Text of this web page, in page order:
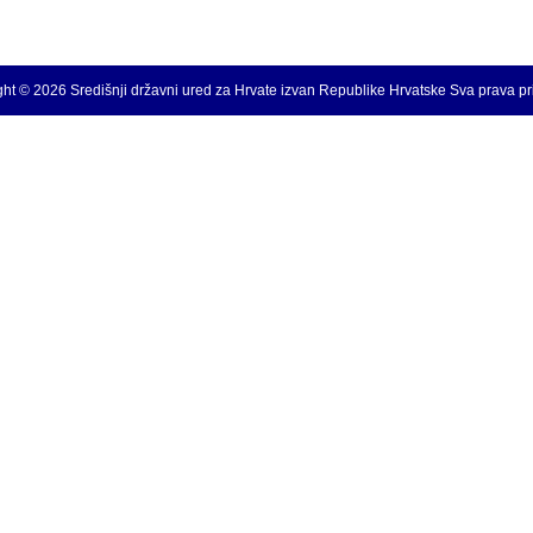
© 2026 Središnji državni ured za Hrvate izvan Republike Hrvatske Sva prava